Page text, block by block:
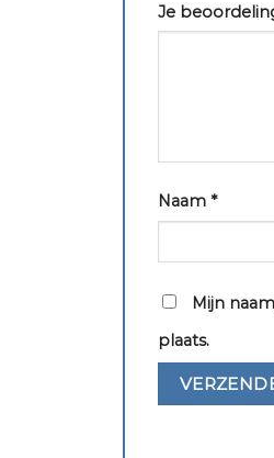
Je
Naam *
Mijn
plaats.